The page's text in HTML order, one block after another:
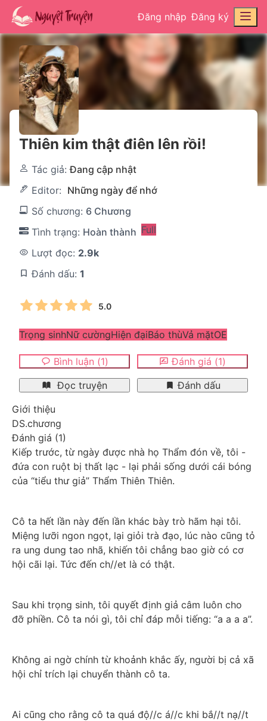
Đăng nhập Đăng ký
Thiên kim thật điên lên rồi!
Tác giả:Đang cập nhật
Editor: Những ngày để nhớ
Số chương: 6 Chương
Tình trạng: Hoàn thành Full
Lượt đọc: 2.9k
Đánh dấu: 1
5.0
Trọng sinhNữ cườngHiện đạiBáo thùVả mặtOE
Bình luận (1) Đánh giá (1)
Đọc truyện
Đánh dấu
Giới thiệu
DS.chương
Đánh giá (1)
Kiếp trước, từ ngày được nhà họ Thẩm đón về, tôi -
đứa con ruột bị thất lạc - lại phải sống dưới cái bóng
của “tiểu thư giả” Thẩm Thiên Thiên.
Cô ta hết lần này đến lần khác bày trò hãm hại tôi.
Miệng lưỡi ngon ngọt, lại giỏi trà đạo, lúc nào cũng tỏ
ra ung dung tao nhã, khiến tôi chẳng bao giờ có cơ
hội cãi lại. Tức đến ch//et là có thật.
Sau khi trọng sinh, tôi quyết định giả câm luôn cho
đỡ phiền. Cô ta nói gì, tôi chỉ đáp mỗi tiếng: “a a a a”.
Không ai ngờ chính từ khoảnh khắc ấy, người bị cả xã
hội chỉ trích lại chuyển thành cô ta.
Ai cũng cho rằng cô ta quá độ//c á//c khi bắ//t nạ//t